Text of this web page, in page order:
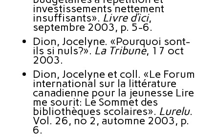
investissements nettement
insuffisants». Livre d’ici,
septembre 2003, p. 5-6.
Dion, Jocelyne. «Pourquoi sont-
ils si nuls?». La Tribune, 17 oct
2003.
Dion, Jocelyne et coll. «Le Forum
international sur la littérature
canadienne pour la jeunesse Lire
me sourit: Le Sommet des
bibliothèques scolaires». Lurelu.
Vol. 26, no 2, automne 2003, p.
6.